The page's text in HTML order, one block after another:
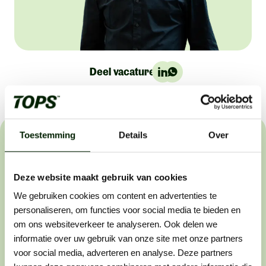
Toestemming Details Over
Deze website maakt gebruik van cookies
We gebruiken cookies om content en advertenties te
personaliseren, om functies voor social media te bieden en
om ons websiteverkeer te analyseren. Ook delen we
informatie over uw gebruik van onze site met onze partners
voor social media, adverteren en analyse. Deze partners
Deel vacature:
Het sollicitatieproces
Wij helpen buitenwerkers om de beste in hun vakgebied
Stap 1: solliciteren
Zie je een vacature die perfect bij je past? Laat